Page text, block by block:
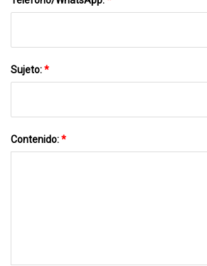
Sujeto:*
Contenido:*